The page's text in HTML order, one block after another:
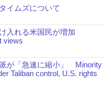
イムズについて
入れる米国民が増加
views
が「急速に縮小」 Minority
Taliban control, U.S. rights